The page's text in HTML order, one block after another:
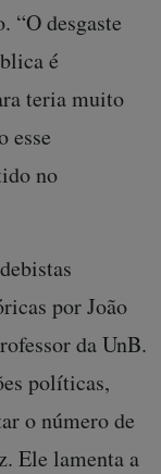
“O desgaste
é
teria muito
esse
no
por João
da UnB.
políticas,
o número de
Ele lamenta a